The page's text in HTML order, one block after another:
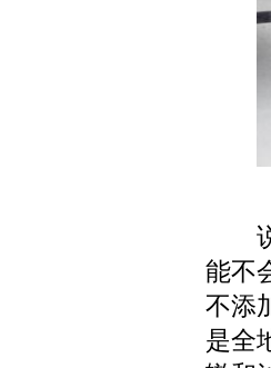
说
能不
不添
是全